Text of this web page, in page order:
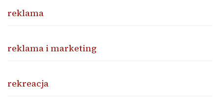
reklama
reklama i marketing
rekreacja